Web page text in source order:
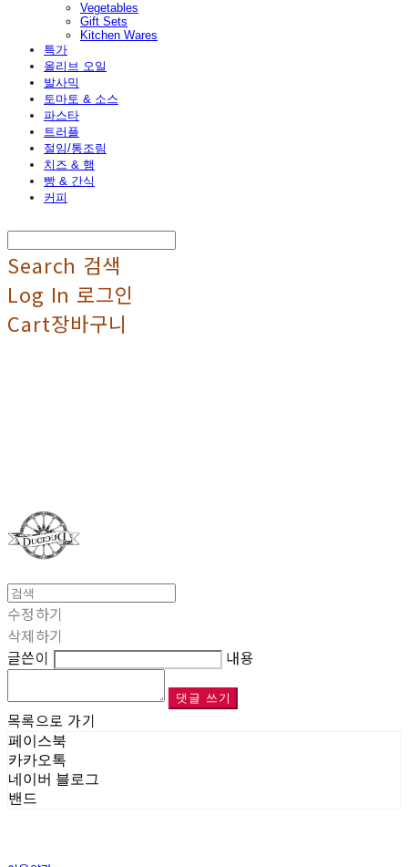
Vegetables
Gift Sets
Kitchen Wares
특가
올리브 오일
발사믹
토마토 & 소스
파스타
트러플
절임/통조림
치즈 & 햄
빵 & 간식
커피
Search 검색
Log In 로그인
Cart장바구니
수정하기
삭제하기
글쓴이
내용
댓글 쓰기
목록으로 가기
페이스북
카카오톡
네이버 블로그
밴드